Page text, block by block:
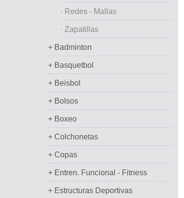
· Redes - Mallas
· Zapatillas
+ Badminton
+ Basquetbol
+ Beisbol
+ Bolsos
+ Boxeo
+ Colchonetas
+ Copas
+ Entren. Funcional - Fitness
+ Estructuras Deportivas